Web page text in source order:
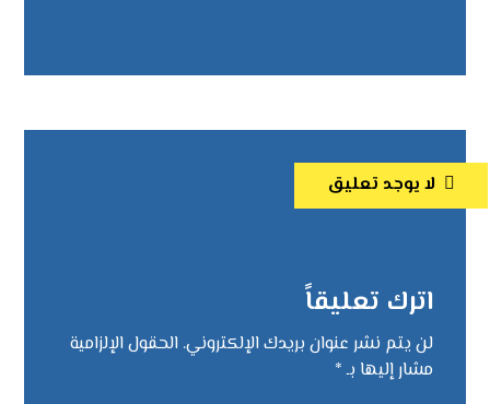
لا يوجد تعليق
اترك تعليقاً
لن يتم نشر عنوان بريدك الإلكتروني. الحقول الإلزامية
مشار إليها بـ*